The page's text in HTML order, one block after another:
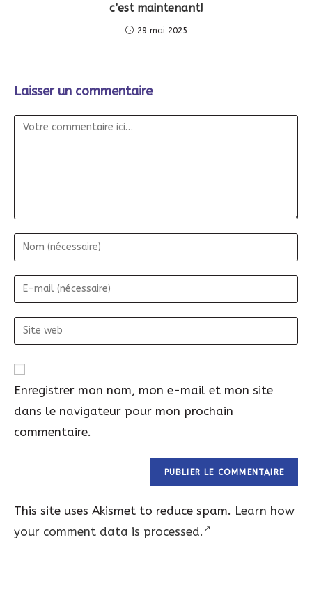
c’est maintenant!
29 mai 2025
Laisser un commentaire
Commentaire
Nom
E-
mail
Site
web
Enregistrer mon nom, mon e-mail et mon site
dans le navigateur pour mon prochain
commentaire.
This site uses Akismet to reduce spam. Learn how
your comment data is processed.